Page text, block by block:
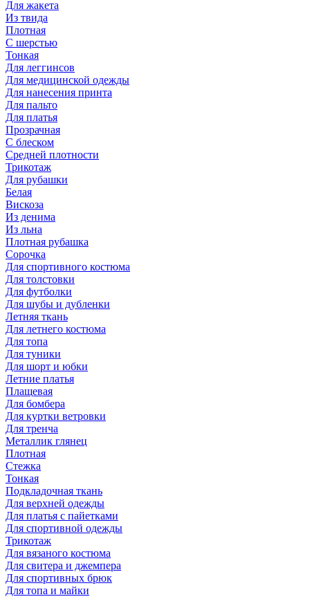
Для жакета
Из твида
Плотная
С шерстью
Тонкая
Для леггинсов
Для медицинской одежды
Для нанесения принта
Для пальто
Для платья
Прозрачная
С блеском
Средней плотности
Трикотаж
Для рубашки
Белая
Вискоза
Из денима
Из льна
Плотная рубашка
Сорочка
Для спортивного костюма
Для толстовки
Для футболки
Для шубы и дубленки
Летняя ткань
Для летнего костюма
Для топа
Для туники
Для шорт и юбки
Летние платья
Плащевая
Для бомбера
Для куртки ветровки
Для тренча
Металлик глянец
Плотная
Стежка
Тонкая
Подкладочная ткань
Для верхней одежды
Для платья с пайетками
Для спортивной одежды
Трикотаж
Для вязаного костюма
Для свитера и джемпера
Для спортивных брюк
Для топа и майки